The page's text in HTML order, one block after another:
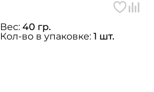
Вес: 40 гр.
Кол-во в упаковке: 1 шт.